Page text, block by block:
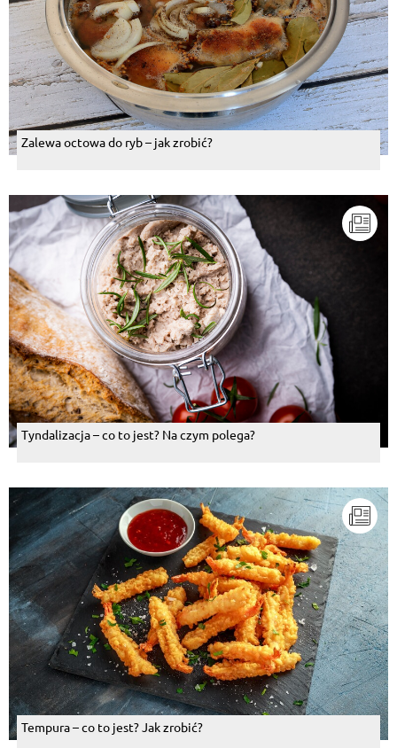
Zalewa octowa do ryb – jak zrobić?
Tyndalizacja – co to jest? Na czym polega?
Tempura – co to jest? Jak zrobić?